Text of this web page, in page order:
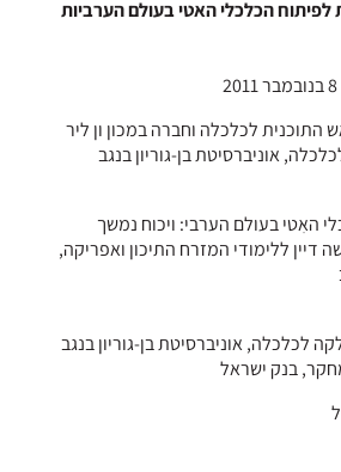
2/הסיבות לפיתוח הכלכלי האטי בעולם הערביות
התוכנית לכלכלה וחברה במכון ון ליר
אוניברסיטת בן-גוריון בנגב
האִטי בעולם הערבי: ויכוח נמשך
דיין ללימודי המזרח התיכון ואפריקה,
לכלכלה, אוניברסיטת בן-גוריון בנגב
בנק ישראל